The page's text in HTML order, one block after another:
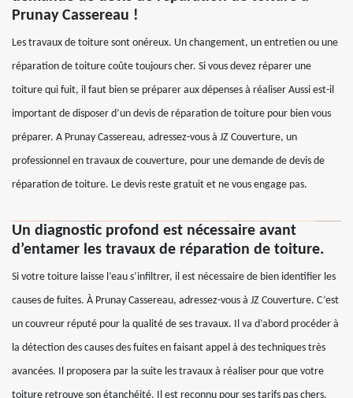
Prunay Cassereau !
Les travaux de toiture sont onéreux. Un changement, un entretien ou une
réparation de toiture coûte toujours cher. Si vous devez réparer une
toiture qui fuit, il faut bien se préparer aux dépenses à réaliser Aussi est-il
important de disposer d’un devis de réparation de toiture pour bien vous
préparer. A Prunay Cassereau, adressez-vous à JZ Couverture, un
professionnel en travaux de couverture, pour une demande de devis de
réparation de toiture. Le devis reste gratuit et ne vous engage pas.
Un diagnostic profond est nécessaire avant
d’entamer les travaux de réparation de toiture.
Si votre toiture laisse l’eau s’infiltrer, il est nécessaire de bien identifier les
causes de fuites. À Prunay Cassereau, adressez-vous à JZ Couverture. C’est
un couvreur réputé pour la qualité de ses travaux. Il va d’abord procéder à
la détection des causes des fuites en faisant appel à des techniques très
avancées. Il proposera par la suite les travaux à réaliser pour que votre
toiture retrouve son étanchéité. Il est reconnu pour ses tarifs pas chers.